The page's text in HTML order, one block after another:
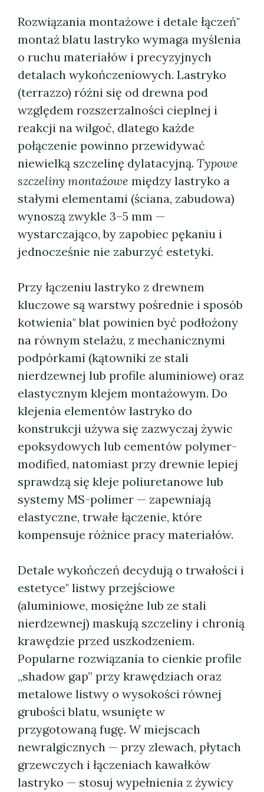
Rozwiązania montażowe i detale łączeń"
montaż blatu lastryko wymaga myślenia
o ruchu materiałów i precyzyjnych
detalach wykończeniowych. Lastryko
(terrazzo) różni się od drewna pod
względem rozszerzalności cieplnej i
reakcji na wilgoć, dlatego każde
połączenie powinno przewidywać
niewielką szczelinę dylatacyjną. Typowe
szczeliny montażowe między lastryko a
stałymi elementami (ściana, zabudowa)
wynoszą zwykle 3–5 mm —
wystarczająco, by zapobiec pękaniu i
jednocześnie nie zaburzyć estetyki.
Przy łączeniu lastryko z drewnem
kluczowe są warstwy pośrednie i sposób
kotwienia" blat powinien być podłożony
na równym stelażu, z mechanicznymi
podpórkami (kątowniki ze stali
nierdzewnej lub profile aluminiowe) oraz
elastycznym klejem montażowym. Do
klejenia elementów lastryko do
konstrukcji używa się zazwyczaj żywic
epoksydowych lub cementów polymer-
modified, natomiast przy drewnie lepiej
sprawdzą się kleje poliuretanowe lub
systemy MS-polimer — zapewniają
elastyczne, trwałe łączenie, które
kompensuje różnice pracy materiałów.
Detale wykończeń decydują o trwałości i
estetyce" listwy przejściowe
(aluminiowe, mosiężne lub ze stali
nierdzewnej) maskują szczeliny i chronią
krawędzie przed uszkodzeniem.
Popularne rozwiązania to cienkie profile
„shadow gap” przy krawędziach oraz
metalowe listwy o wysokości równej
grubości blatu, wsunięte w
przygotowaną fugę. W miejscach
newralgicznych — przy zlewach, płytach
grzewczych i łączeniach kawałków
lastryko — stosuj wypełnienia z żywicy